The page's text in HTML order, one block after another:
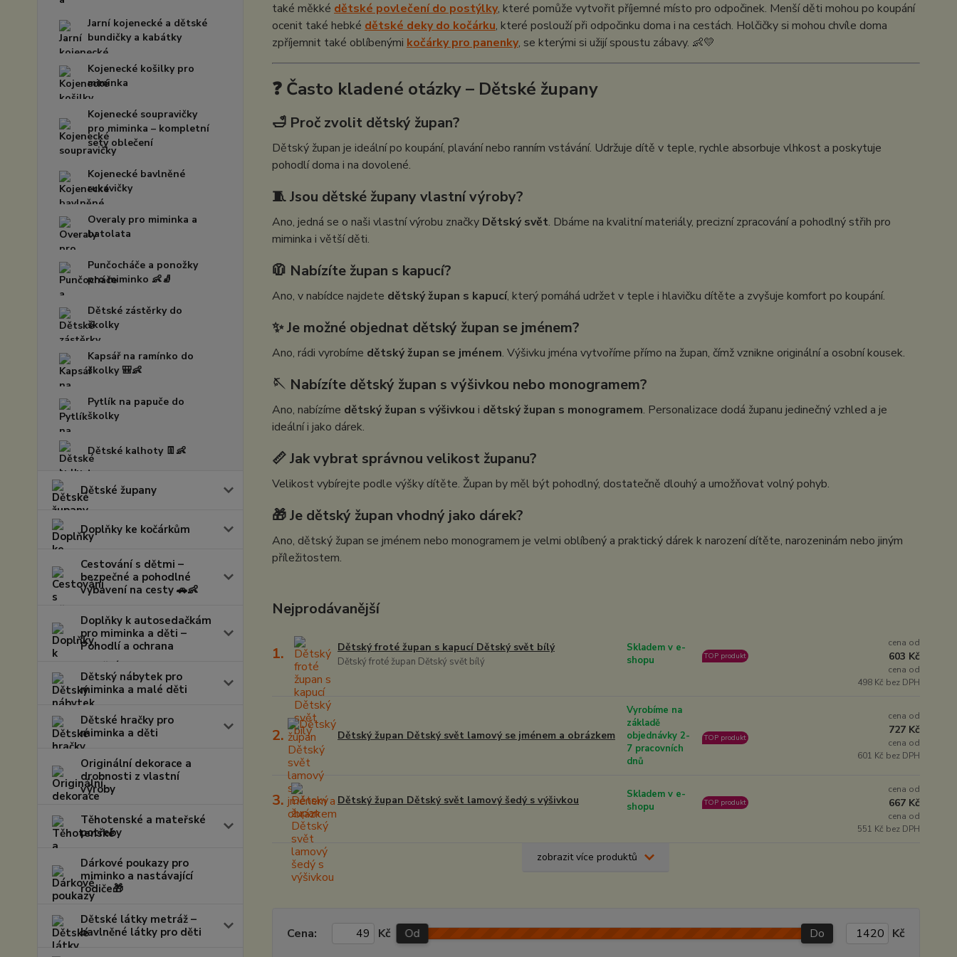
Jarní kojenecké a dětské
bundičky a kabátky
Kojenecké košilky pro
miminka
Kojenecké soupravičky
pro miminka – kompletní
sety oblečení
Kojenecké bavlněné
rukavičky
Overaly pro miminka a
batolata
Punčocháče a ponožky
pro miminko 👶🧦
Dětské zástěrky do
školky
Kapsář na ramínko do
školky 🎒👶
Pytlík na papuče do
školky
Dětské kalhoty 👖👶
Dětské župany
Doplňky ke kočárkům
Cestování s dětmi –
bezpečné a pohodlné
vybavení na cesty 🚗👶
Doplňky k autosedačkám
pro miminka a děti –
Pohodlí a ochrana
Dětský nábytek pro
miminka a malé děti
Dětské hračky pro
miminka a děti
Originální dekorace a
drobnosti z vlastní
výroby
Těhotenské a mateřské
potřeby
Dárkové poukazy pro
miminko a nastávající
rodiče🎁
Dětské látky metráž –
bavlněné látky pro děti
také měkké dětské povlečení do postýlky, které pomůže vytvořit příjemné místo pro odpočinek. Menší děti mohou po koupání
ocenit také hebké dětské deky do kočárku, které poslouží při odpočinku doma i na cestách. Holčičky si mohou chvíle doma
zpříjemnit také oblíbenými kočárky pro panenky, se kterými si užijí spoustu zábavy. 👶💛
❓ Často kladené otázky – Dětské župany
🛁 Proč zvolit dětský župan?
Dětský župan je ideální po koupání, plavání nebo ranním vstávání. Udržuje dítě v teple, rychle absorbuje vlhkost a poskytuje
pohodlí doma i na dovolené.
🧵 Jsou dětské župany vlastní výroby?
Ano, jedná se o naši vlastní výrobu značky Dětský svět. Dbáme na kvalitní materiály, precizní zpracování a pohodlný střih pro
miminka i větší děti.
🧥 Nabízíte župan s kapucí?
Ano, v nabídce najdete dětský župan s kapucí, který pomáhá udržet v teple i hlavičku dítěte a zvyšuje komfort po koupání.
✨ Je možné objednat dětský župan se jménem?
Ano, rádi vyrobíme dětský župan se jménem. Výšivku jména vytvoříme přímo na župan, čímž vznikne originální a osobní kousek.
🪡 Nabízíte dětský župan s výšivkou nebo monogramem?
Ano, nabízíme dětský župan s výšivkou i dětský župan s monogramem. Personalizace dodá županu jedinečný vzhled a je
ideální i jako dárek.
📏 Jak vybrat správnou velikost županu?
Velikost vybírejte podle výšky dítěte. Župan by měl být pohodlný, dostatečně dlouhý a umožňovat volný pohyb.
🎁 Je dětský župan vhodný jako dárek?
Ano, dětský župan se jménem nebo monogramem je velmi oblíbený a praktický dárek k narození dítěte, narozeninám nebo jiným
příležitostem.
Nejprodávanější
1. Dětský froté župan s kapucí Dětský svět bílý
Dětský froté župan Dětský svět bílý
Skladem v e-
shopu
TOP produkt
cena od
603 Kč
cena od
498 Kč bez DPH
2. Dětský župan Dětský svět lamový se jménem a obrázkem
Vyrobíme na
základě
objednávky 2-
7 pracovních
dnů
TOP produkt
cena od
727 Kč
cena od
601 Kč bez DPH
3. Dětský župan Dětský svět lamový šedý s výšivkou
Skladem v e-
shopu
TOP produkt
cena od
667 Kč
cena od
551 Kč bez DPH
zobrazit více produktů
Cena: Kč Od Do Kč